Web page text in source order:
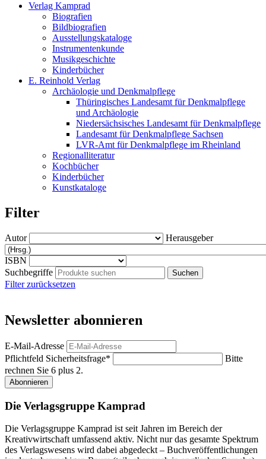
Verlag Kamprad
Biografien
Bildbiografien
Ausstellungskataloge
Instrumentenkunde
Musikgeschichte
Kinderbücher
E. Reinhold Verlag
Archäologie und Denkmalpflege
Thüringisches Landesamt für Denkmalpflege
und Archäologie
Niedersächsisches Landesamt für Denkmalpflege
Landesamt für Denkmalpflege Sachsen
LVR-Amt für Denkmalpflege im Rheinland
Regionalliteratur
Kochbücher
Kinderbücher
Kunstkataloge
Filter
Autor Herausgeber
ISBN
Suchbegriffe
Filter zurücksetzen
Newsletter abonnieren
E-Mail-Adresse
Pflichtfeld Sicherheitsfrage*
Bitte
rechnen Sie 6 plus 2.
Abonnieren
Die Verlagsgruppe Kamprad
Die Verlagsgruppe Kamprad ist seit Jahren im Bereich der
Kreativwirtschaft umfassend aktiv. Nicht nur das gesamte Spektrum
des Verlagswesens wird dabei abgedeckt – Buchveröffentlichungen